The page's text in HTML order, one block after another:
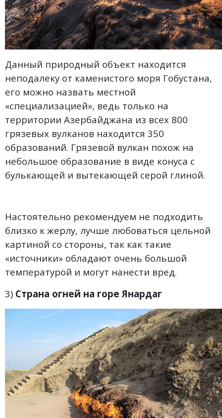
Данный природный объект находится
неподалеку от каменистого моря Гобустана,
его можно назвать местной
«специализацией», ведь только на
территории Азербайджана из всех 800
грязевых вулканов находится 350
образований. Грязевой вулкан похож на
небольшое образование в виде конуса с
булькающей и вытекающей серой глиной.
Настоятельно рекомендуем не подходить
близко к жерлу, лучше любоваться цельной
картиной со стороны, так как такие
«источники» обладают очень большой
температурой и могут нанести вред.
3) Страна огней на горе Янардаг